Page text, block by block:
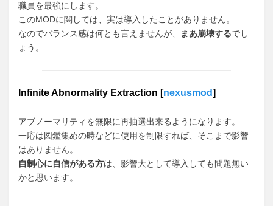
職員を最強にします。
このMODに関しては、実は導入したことがありません。
なのでバランス感は何とも言えませんが、
まあ崩壊するでし
ょう。
Infinite Abnormality Extraction [nexusmod]
アブノーマリティを無限に再抽選出来るようになります。
一応は図鑑集めの時などに使用を制限すれば、そこまで影響
はありません。
自制心に自信がある方は、影響大として導入しても問題無い
かと思います。